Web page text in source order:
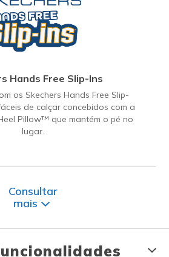
Hands Free Slip-Ins
os Skechers Hands Free Slip-
de calçar concebidos com a
Pillow™ que mantém o pé no
lugar.
Consultar
mais